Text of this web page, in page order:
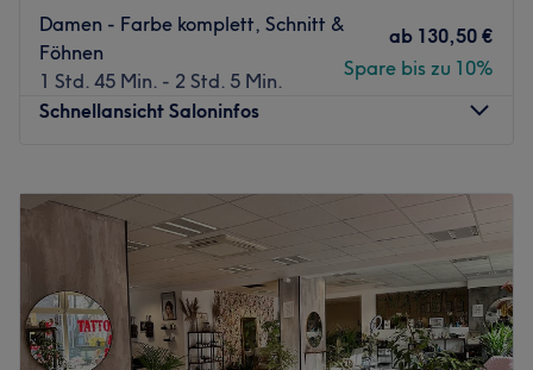
Arabisch.
Was uns an dem Salon gefällt:
Atmosphäre: Einladend, zum Wohlfühlen, stilvoll.
Expertise: Haarschnitt, Styling und Coloration.
Zurück zur Salonansicht
Damen - Farbe komplett, Schnitt &
Föhnen
1 Std. 45 Min. - 2 Std. 5 Min.
ab 130,50 €
Spare bis zu 10%
Schnellansicht Saloninfos
Dienstag
10:00 – 18:30
10:00 – 18:00
Donnerstag
10:00 –18:30
Freitag
10:00–18:00
Samstag
10:00–16:00
Sonntag
Geschlossen